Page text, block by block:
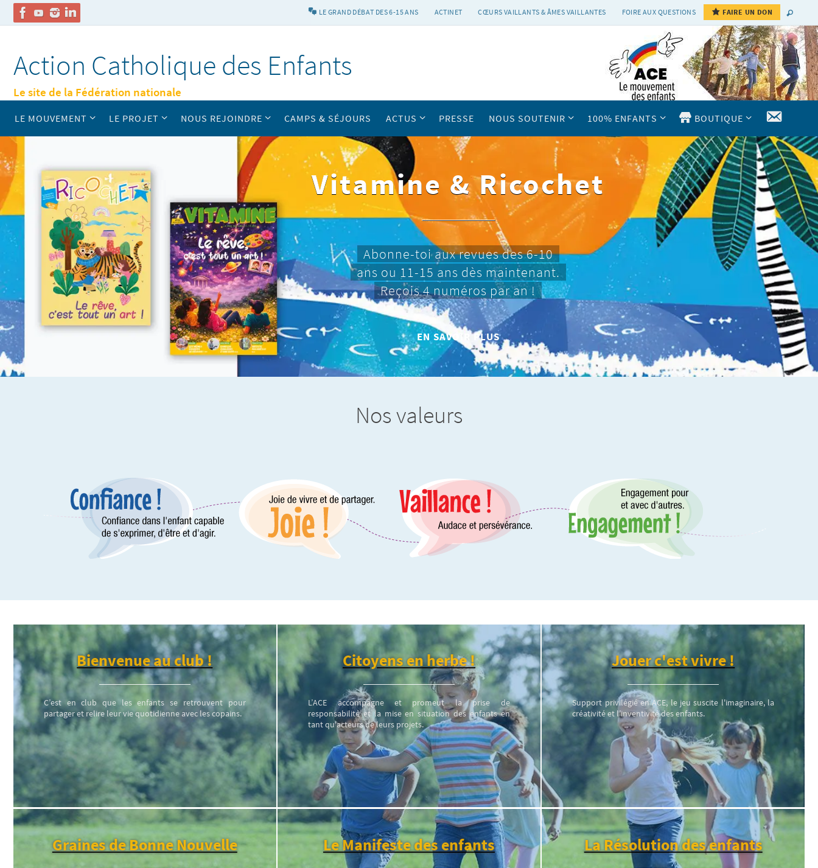
contenu
LE GRAND DÉBAT DES 6-15 ANS ACTINET CŒURS VAILLANTS & ÂMES VAILLANTES FOIRE AUX QUESTIONS FAIRE UN DON
Action Catholique des Enfants
Le site de la Fédération nationale
contenu
LE MOUVEMENT LE PROJET NOUS REJOINDRE CAMPS & SÉJOURS ACTUS PRESSE NOUS SOUTENIR 100% ENFANTS BOUTIQUE
Vitamine & Ricochet
Abonne-toi aux revues des 6-10
ans ou 11-15 ans dès maintenant.
Reçois 4 numéros par an !
EN SAVOIR PLUS
Nos valeurs
Bienvenue au club !
C’est en club que les enfants se retrouvent pour
partager et relire leur vie quotidienne avec les copains.
Citoyens en herbe !
L’ACE accompagne et promeut la prise de
responsabilité et la mise en situation des enfants en
tant qu'acteurs de leurs projets.
Jouer c'est vivre !
Support privilégié en ACE, le jeu suscite l'imaginaire, la
créativité et l’inventivité des enfants.
Graines de Bonne Nouvelle Le Manifeste des enfants La Résolution des enfants